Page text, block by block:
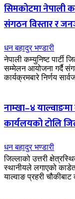
सिमकोटमा नेपाली
संगठन विस्तार र
धन बहादुर भण्डारी
नेपाली कम्युनिष्ट पार्टी
सम्मेलन आयोजना गर्दै
कार्यक्रमबारे निर्णय
नाम्खा–४
कार्यलयको टोलि
धन बहादुर भण्डारी
जिल्लाको उत्तरी
स्थानीयले लगाएको
याल्वाङ प्रहरी